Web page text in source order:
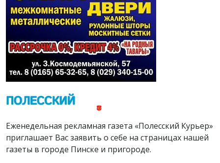
Еженедельная рекламная газета «Полесский Курьер»
приглашает Вас заявить о себе на страницах нашей
газеты в городе Пинске и пригороде.